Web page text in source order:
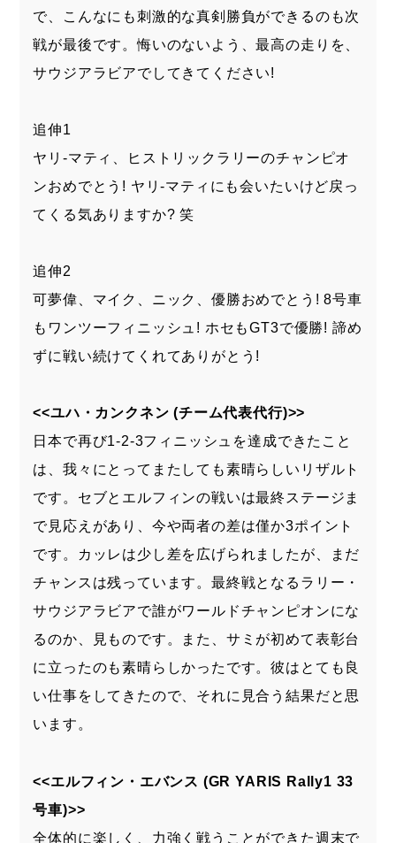
で、こんなにも刺激的な真剣勝負ができるのも次
戦が最後です。悔いのないよう、最高の走りを、
サウジアラビアでしてきてください!
追伸1
ヤリ-マティ、ヒストリックラリーのチャンピオ
ンおめでとう! ヤリ-マティにも会いたいけど戻っ
てくる気ありますか? 笑
追伸2
可夢偉、マイク、ニック、優勝おめでとう! 8号車
もワンツーフィニッシュ! ホセもGT3で優勝! 諦め
ずに戦い続けてくれてありがとう!
<<ユハ・カンクネン (チーム代表代行)>>
日本で再び1-2-3フィニッシュを達成できたこと
は、我々にとってまたしても素晴らしいリザルト
です。セブとエルフィンの戦いは最終ステージま
で見応えがあり、今や両者の差は僅か3ポイント
です。カッレは少し差を広げられましたが、まだ
チャンスは残っています。最終戦となるラリー・
サウジアラビアで誰がワールドチャンピオンにな
るのか、見ものです。また、サミが初めて表彰台
に立ったのも素晴らしかったです。彼はとても良
い仕事をしてきたので、それに見合う結果だと思
います。
<<エルフィン・エバンス (GR YARIS Rally1 33
号車)>>
全体的に楽しく、力強く戦うことができた週末で